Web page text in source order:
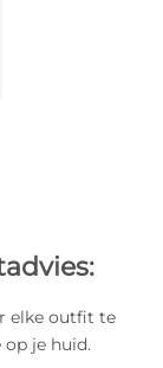
elke outfit te
op je huid.